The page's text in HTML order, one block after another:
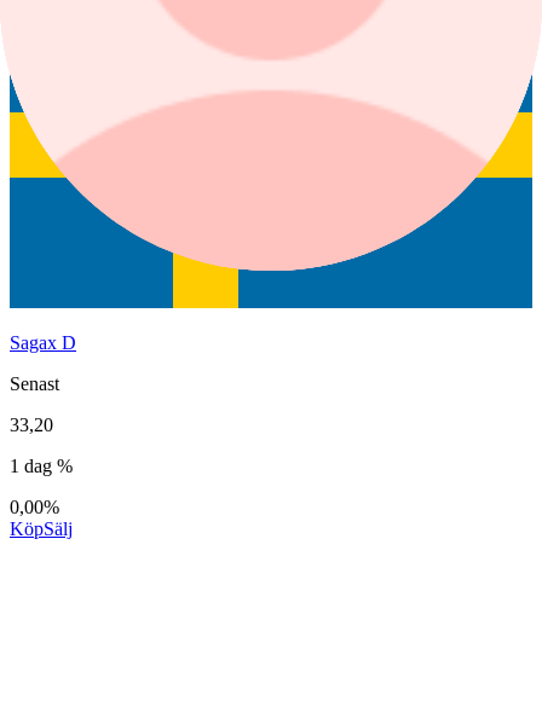
Sagax D
Senast
33,20
1 dag %
0,00%
KöpSälj